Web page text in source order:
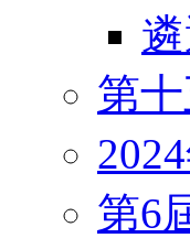
第
第6